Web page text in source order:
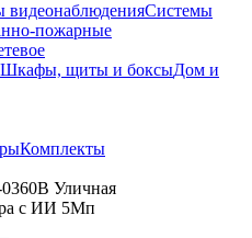
видеонаблюденияСистемы
пожарные
Шкафы, щиты и боксыДом и
Комплекты
Уличная
с ИИ 5Мп